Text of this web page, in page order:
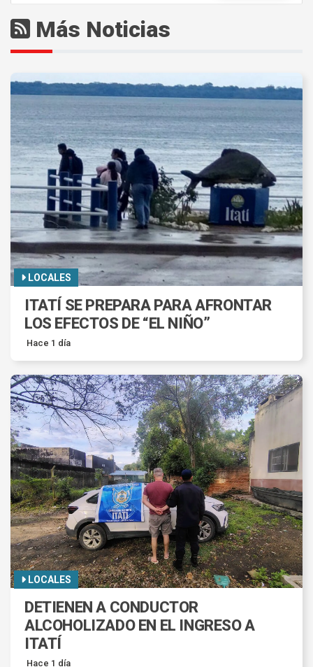
Más Noticias
LOCALES
ITATÍ SE PREPARA PARA AFRONTAR
LOS EFECTOS DE “EL NIÑO”
Hace 1 día
LOCALES
DETIENEN A CONDUCTOR
ALCOHOLIZADO EN EL INGRESO A
ITATÍ
Hace 1 día